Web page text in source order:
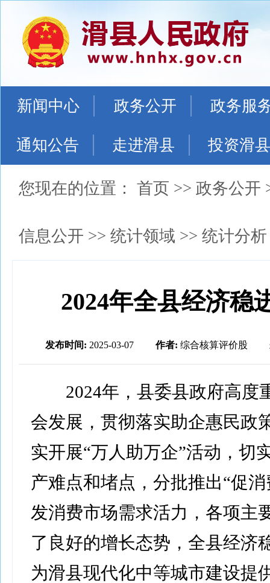
新闻中心 政务公开 政务服
通知公告 走进滑县 投资滑县
您现在的位置： 首页 >> 政务公开
信息公开 >> 统计领域 >> 统计分析
2024年全县经济稳
发布时间: 2025-03-07 作者: 综合核算评价股
2024年，县委县政府高度
会发展，贯彻落实助企惠民政
实开展“万人助万企”活动，切
产难点和堵点，分批推出“促
发消费市场需求活力，各项主
了良好的增长态势，全县经济
为滑县现代化中等城市建设提